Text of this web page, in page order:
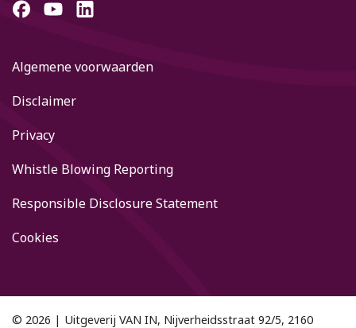
Algemene voorwaarden
Disclaimer
Privacy
Whistle Blowing Reporting
Responsible Disclosure Statement
Cookies
© 2026 | Uitgeverij VAN IN, Nijverheidsstraat 92/5, 2160